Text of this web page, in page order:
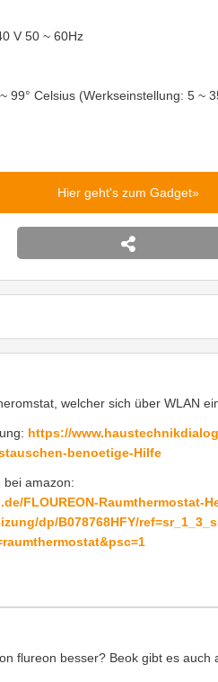
V 50 ~ 60Hz
99° Celsius (Werkseinstellung: 5 ~
Hier geht's zum Gadget
welcher sich über WLAN
https://
benoetige-Hilfe
bei amazon:
FLOUREON-Raumthermostat-
dp/B078768HFY/
flureon besser? Beok gibt es auch